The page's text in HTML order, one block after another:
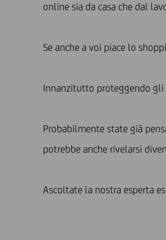
online sia da casa che dal
Se anche a voi piace lo
Innanzitutto proteggendo gli
Probabilmente state già
potrebbe anche rivelarsi
Ascoltate la nostra esperta